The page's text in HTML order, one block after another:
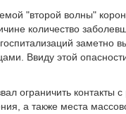
"второй волны"
количество
Ввиду этой
ограничить контакты
а также места